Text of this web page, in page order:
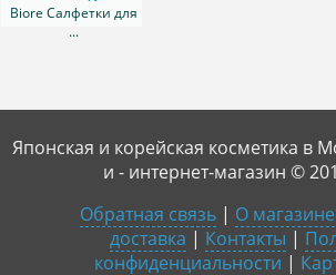
Biore Салфетки для
...
Японская и корейская косметика в
и - интернет-магазин ©
Обратная связь | О магазине
доставка | Контакты |
конфиденциальности |